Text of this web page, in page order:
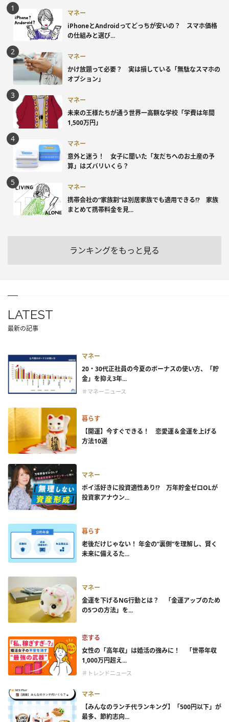
マネー
iPhoneとAndroidってどっちが安いの？ スマホ価格
の仕組みと選び...
マネー
かけ放題って必要？ 実は損している「無駄なスマホの
オプション」
マネー
未来の王様たちが通う世界一高額な学校「学費は年間
1,500万円」
マネー
意外と迷う！ 女子に聞いた「友だちへのお土産の予
算」はズバリいくら？
マネー
携帯会社の“家族割”は別居家族でも適用できる!? 家族
まとめて携帯料金を見...
ランキングをもっと見る
LATEST
最新の記事
マネー
20・30代正社員の今夏のボーナスの使い方、「貯
金」を抑え3年...
＃マネーニュース
暮らす
【開運】今すぐできる！ 恋愛運＆金運を上げる
方法10選
マネー
ポイ活好きに投資適性あり!? 万年貯金ゼロOLが
投資家アナウン...
暮らす
老後だけじゃない！ 年金の”裏側”を理解し、賢く
未来に備えるた...
マネー
金運を下げるNG行動とは？ 「金運アップのため
の5つの方法」を...
恋する
女性の「高年収」は婚活の強みに！ 「世帯年収
1,000万円超え...
＃トレンドニュース
マネー
【みんなのランチ代ランキング】「500円以下」が
最多、節約志向...